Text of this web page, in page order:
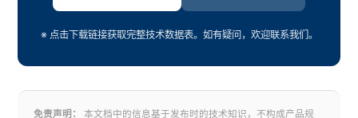
※ 点击下载链接获取完整技术数据表。如有疑问，欢迎联系我们。
免责声明：
本文档中的信息基于发布时的技术知识，不构成产品规